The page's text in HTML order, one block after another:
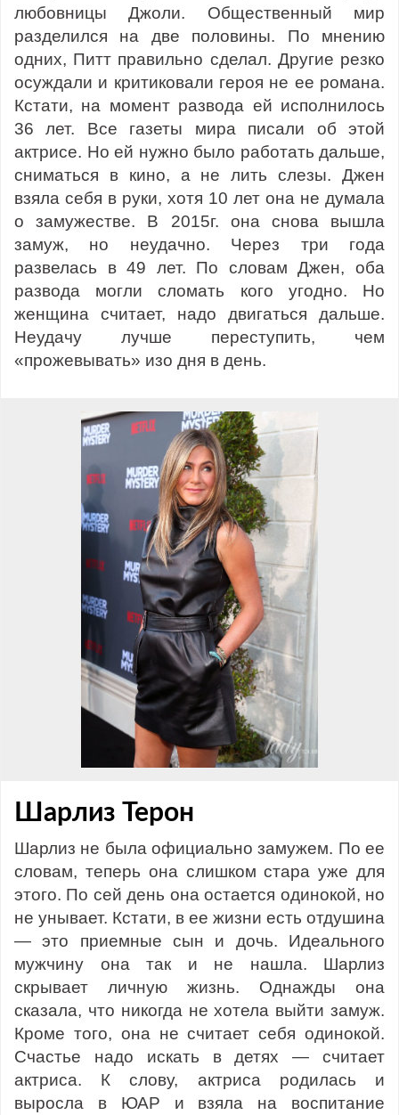
любовницы Джоли. Общественный мир
разделился на две половины. По мнению
одних, Питт правильно сделал. Другие резко
осуждали и критиковали героя не ее романа.
Кстати, на момент развода ей исполнилось
36 лет. Все газеты мира писали об этой
актрисе. Но ей нужно было работать дальше,
сниматься в кино, а не лить слезы. Джен
взяла себя в руки, хотя 10 лет она не думала
о замужестве. В 2015г. она снова вышла
замуж, но неудачно. Через три года
развелась в 49 лет. По словам Джен, оба
развода могли сломать кого угодно. Но
женщина считает, надо двигаться дальше.
Неудачу лучше переступить, чем
«прожевывать» изо дня в день.
Шарлиз Терон
Шарлиз не была официально замужем. По ее
словам, теперь она слишком стара уже для
этого. По сей день она остается одинокой, но
не унывает. Кстати, в ее жизни есть отдушина
— это приемные сын и дочь. Идеального
мужчину она так и не нашла. Шарлиз
скрывает личную жизнь. Однажды она
сказала, что никогда не хотела выйти замуж.
Кроме того, она не считает себя одинокой.
Счастье надо искать в детях — считает
актриса. К слову, актриса родилась и
выросла в ЮАР и взяла на воспитание